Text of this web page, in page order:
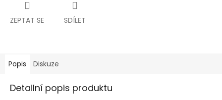
ZEPTAT SE SDÍLET
Popis Diskuze
Detailní popis produktu